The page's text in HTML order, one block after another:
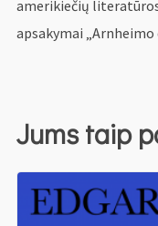
amerikiečių
apsakymai „Arnheimo
Jums taip